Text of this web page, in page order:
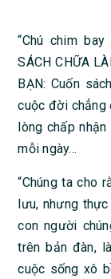
“Chú chim
SÁCH CHỮA
BẠN: Cuốn
cuộc đời chẳng
lòng chấp
mỗi ngày…
“Chúng ta cho
lưu, nhưng
con người
trên bản đàn,
cuộc sống xô